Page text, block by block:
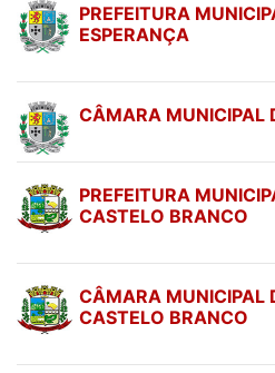
PREFEITURA
ESPERANÇA
CÂMARA MUNICIPAL
PREFEITURA
CASTELO BRANCO
CÂMARA MUNICIPAL
CASTELO BRANCO